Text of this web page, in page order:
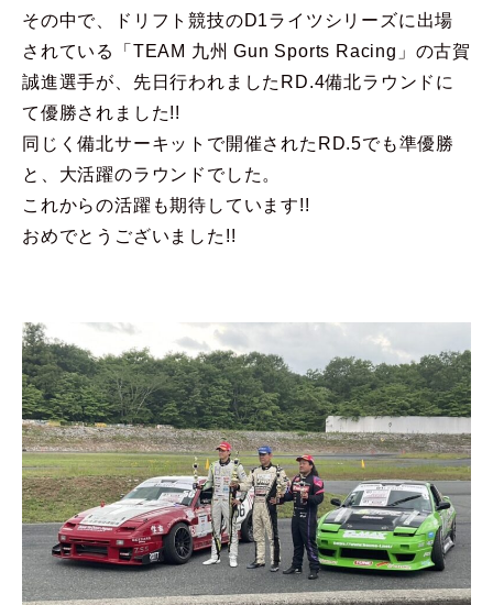
その中で、ドリフト競技のD1ライツシリーズに出場
されている「TEAM 九州 Gun Sports Racing」の古賀
誠進選手が、先日行われましたRD.4備北ラウンドに
て優勝されました!!
同じく備北サーキットで開催されたRD.5でも準優勝
と、大活躍のラウンドでした。
これからの活躍も期待しています!!
おめでとうございました!!